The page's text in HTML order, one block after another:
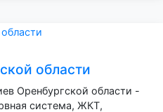
области
Оренбургской области -
система, ЖКТ,